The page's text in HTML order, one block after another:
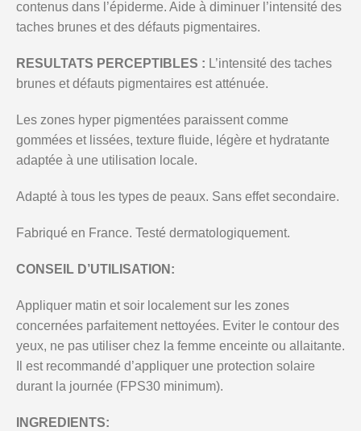
contenus dans l’épiderme. Aide à diminuer l’intensité des
taches brunes et des défauts pigmentaires.
RESULTATS PERCEPTIBLES : L’intensité des taches
brunes et défauts pigmentaires est atténuée.
Les zones hyper pigmentées paraissent comme
gommées et lissées, texture fluide, légère et hydratante
adaptée à une utilisation locale.
Adapté à tous les types de peaux. Sans effet secondaire.
Fabriqué en France. Testé dermatologiquement.
CONSEIL D’UTILISATION:
Appliquer matin et soir localement sur les zones
concernées parfaitement nettoyées. Eviter le contour des
yeux, ne pas utiliser chez la femme enceinte ou allaitante.
Il est recommandé d’appliquer une protection solaire
durant la journée (FPS30 minimum).
INGREDIENTS: